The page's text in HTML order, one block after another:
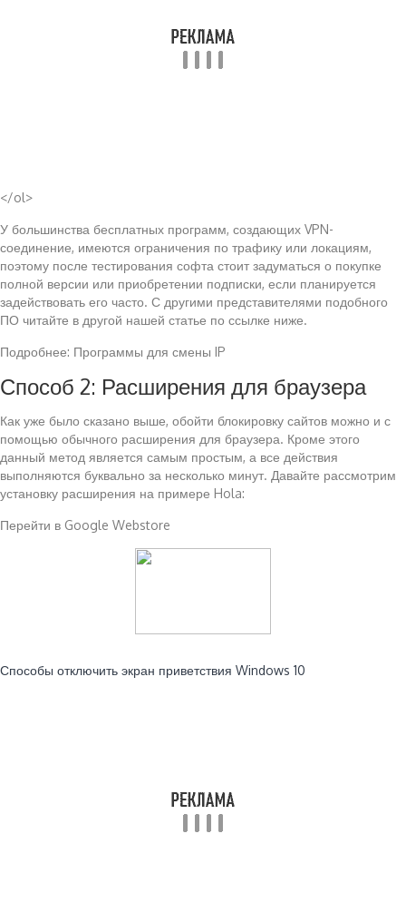
</ol>
У большинства бесплатных программ, создающих VPN-
соединение, имеются ограничения по трафику или локациям,
поэтому после тестирования софта стоит задуматься о покупке
полной версии или приобретении подписки, если планируется
задействовать его часто. С другими представителями подобного
ПО читайте в другой нашей статье по ссылке ниже.
Подробнее: Программы для смены IP
Способ 2: Расширения для браузера
Как уже было сказано выше, обойти блокировку сайтов можно и с
помощью обычного расширения для браузера. Кроме этого
данный метод является самым простым, а все действия
выполняются буквально за несколько минут. Давайте рассмотрим
установку расширения на примере Hola:
Перейти в Google Webstore
Способы отключить экран приветствия Windows 10